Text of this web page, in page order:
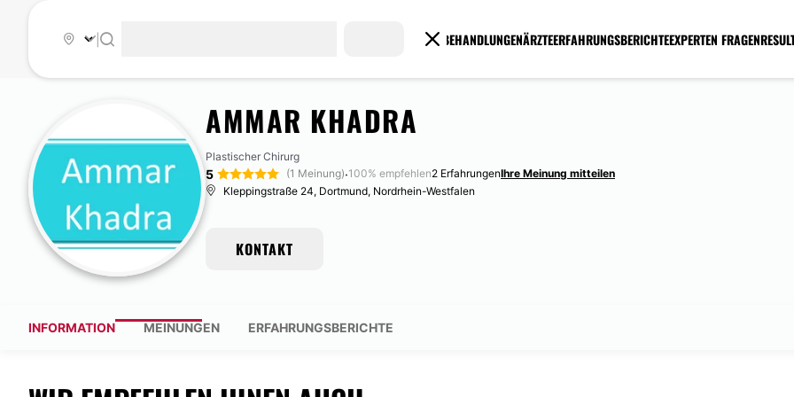
BEHANDLUNGENÄRZTEERFAHRUNGSBERICHTEEXPERTEN FRAGEN
AMMAR KHADRA
Plastischer Chirurg
5 (1 Meinung)·100% empfehlen2 ErfahrungenIhre Meinung mitteilen
Kleppingstraße 24, Dortmund, Nordrhein-Westfalen
KONTAKT
INFORMATION MEINUNGEN ERFAHRUNGSBERICHTE